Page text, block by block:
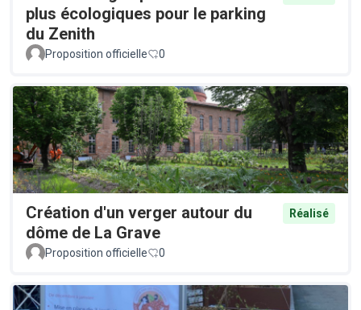
plus écologiques pour le parking
du Zenith
Proposition officielle 0
Création d'un verger autour du
dôme de La Grave
Réalisé
Proposition officielle 0